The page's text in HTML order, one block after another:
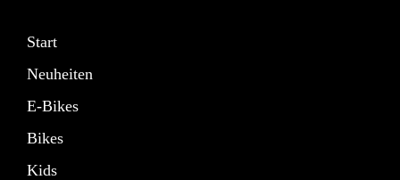
Start
Neuheiten
E-Bikes
Bikes
Kids